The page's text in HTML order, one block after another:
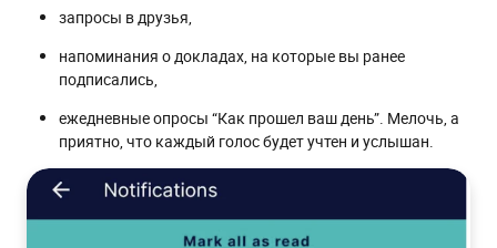
запросы в друзья,
напоминания о докладах, на которые вы ранее
подписались,
ежедневные опросы “Как прошел ваш день”. Мелочь, а
приятно, что каждый голос будет учтен и услышан.